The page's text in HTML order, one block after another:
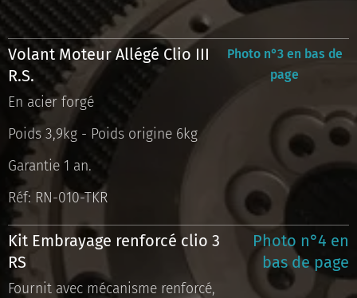
Volant Moteur Allégé Clio III
R.S.
En acier forgé
Poids 3,9kg - Poids origine 6kg
Garantie 1 an.
Réf: RN-010-TKR
Photo n°3 en bas de
page
Kit Embrayage renforcé clio 3
RS
Fournit avec mécanisme renforcé,
Photo n°4 en
bas de page